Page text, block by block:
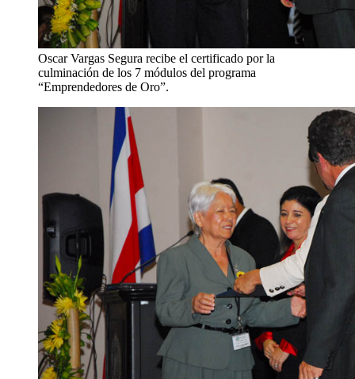
Oscar Vargas Segura recibe el certificado por la
culminación de los 7 módulos del programa
“Emprendedores de Oro”.